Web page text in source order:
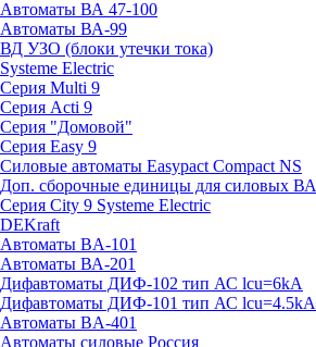
Автоматы ВА 47-100
Автоматы ВА-99
ВД УЗО (блоки утечки тока)
Systeme Electric
Серия Multi 9
Серия Acti 9
Серия "Домовой"
Серия Easy 9
Силовые автоматы Easypact Compact NS
Доп. сборочные единицы для силовых ВА
Серия City 9 Systeme Electric
DEKraft
Автоматы BA-101
Автоматы ВА-201
Дифавтоматы ДИФ-102 тип АС lcu=6kA
Дифавтоматы ДИФ-101 тип АС lcu=4.5kA
Автоматы BA-401
Автоматы силовые Россия